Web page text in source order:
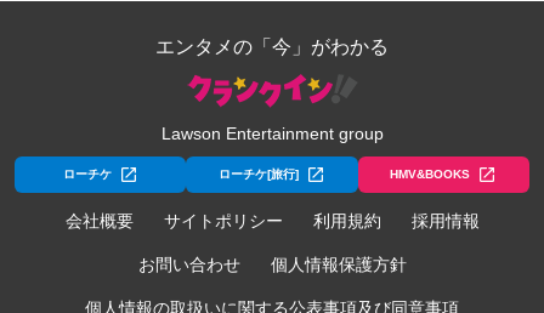
エンタメの「今」がわかる
Lawson Entertainment group
ローチケ ローチケ[旅行] HMV&BOOKS
会社概要 サイトポリシー 利用規約 採用情報
お問い合わせ 個人情報保護方針
個人情報の取扱いに関する公表事項及び同意事項